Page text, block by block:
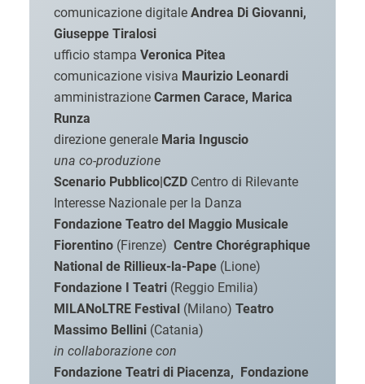
comunicazione digitale Andrea Di Giovanni,
Giuseppe Tiralosi
ufficio stampa Veronica Pitea
comunicazione visiva Maurizio Leonardi
amministrazione Carmen Carace, Marica
Runza
direzione generale Maria Inguscio
una co-produzione
Scenario Pubblico|CZD Centro di Rilevante
Interesse Nazionale per la Danza
Fondazione Teatro del Maggio Musicale
Fiorentino (Firenze) Centre Chorégraphique
National de Rillieux-la-Pape (Lione)
Fondazione I Teatri (Reggio Emilia)
MILANoLTRE Festival (Milano) Teatro
Massimo Bellini (Catania)
in collaborazione con
Fondazione Teatri di Piacenza, Fondazione